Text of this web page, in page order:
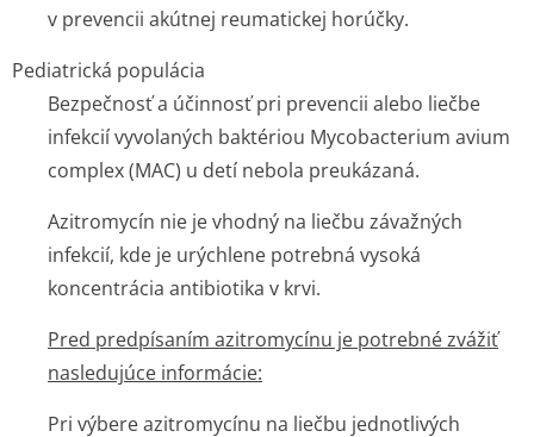
v prevencii akútnej reumatickej horúčky.
Pediatrická populácia
Bezpečnosť a účinnosť pri prevencii alebo liečbe
infekcií vyvolaných baktériou Mycobacterium avium
complex(MAC) u detí nebola preukázaná.
Azitromycín nie je vhodný na liečbu závažných
infekcií, kde je urýchlene potrebná vysoká
koncentrácia antibiotika v krvi.
Pred predpísaním azitromycínu je potrebné zvážiť
nasledujúce informácie:
Pri výbere azitromycínu na liečbu jednotlivých